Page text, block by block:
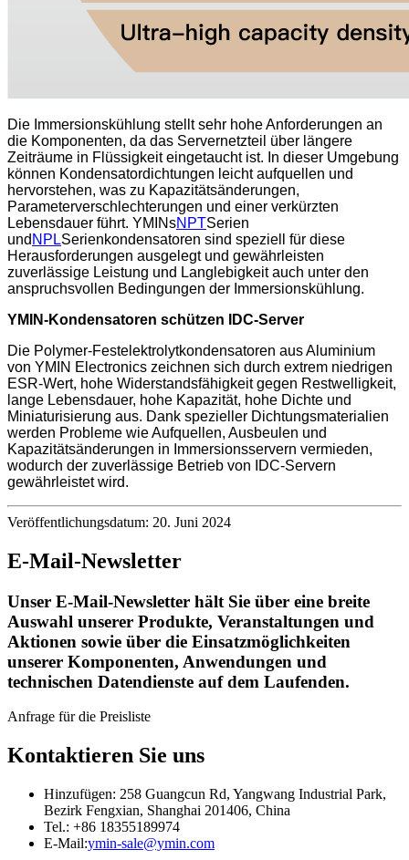
Die Immersionskühlung stellt sehr hohe Anforderungen an
die Komponenten, da das Servernetzteil über längere
Zeiträume in Flüssigkeit eingetaucht ist. In dieser Umgebung
können Kondensatordichtungen leicht aufquellen und
hervorstehen, was zu Kapazitätsänderungen,
Parameterverschlechterungen und einer verkürzten
Lebensdauer führt. YMINsNPTSerien
und NPLSerienkondensatoren sind speziell für diese
Herausforderungen ausgelegt und gewährleisten
zuverlässige Leistung und Langlebigkeit auch unter den
anspruchsvollen Bedingungen der Immersionskühlung.
YMIN-Kondensatoren schützen IDC-Server
Die Polymer-Festelektrolytkondensatoren aus Aluminium
von YMIN Electronics zeichnen sich durch extrem niedrigen
ESR-Wert, hohe Widerstandsfähigkeit gegen Restwelligkeit,
lange Lebensdauer, hohe Kapazität, hohe Dichte und
Miniaturisierung aus. Dank spezieller Dichtungsmaterialien
werden Probleme wie Aufquellen, Ausbeulen und
Kapazitätsänderungen in Immersionsservern vermieden,
wodurch der zuverlässige Betrieb von IDC-Servern
gewährleistet wird.
Veröffentlichungsdatum: 20. Juni 2024
E-Mail-Newsletter
Unser E-Mail-Newsletter hält Sie über eine breite
Auswahl unserer Produkte, Veranstaltungen und
Aktionen sowie über die Einsatzmöglichkeiten
unserer Komponenten, Anwendungen und
technischen Datendienste auf dem Laufenden.
Anfrage für die Preisliste
Kontaktieren Sie uns
Hinzufügen: 258 Guangcun Rd, Yangwang Industrial Park,
Bezirk Fengxian, Shanghai 201406, China
Tel.: +86 18355189974
E-Mail:ymin-sale@ymin.com